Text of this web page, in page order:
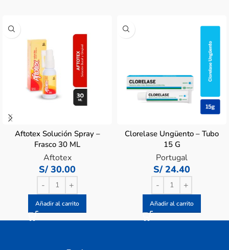
Aftotex Solución Spray –
Frasco 30 ML
Aftotex
S/ 30.00
Añadir al carrito
Clorelase Ungüento – Tubo
15 G
Portugal
S/ 24.40
Añadir al carrito